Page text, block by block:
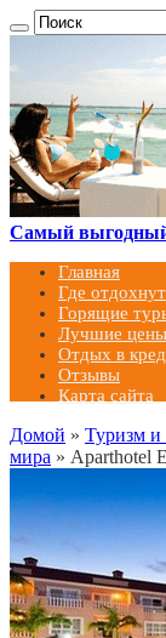
Самый
Главная
Где
Горящие
Лучшие цены
Отдых в
Отзывы
Карта сайта
Домой » Туризм и
мира » Aparthotel